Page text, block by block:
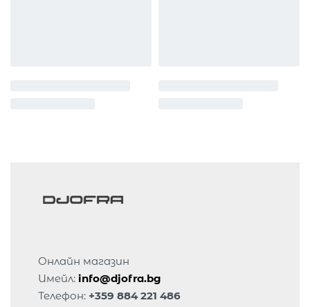
Онлайн магазин
Имейл: info@djofra.bg
Телефон: +359 884 221 486